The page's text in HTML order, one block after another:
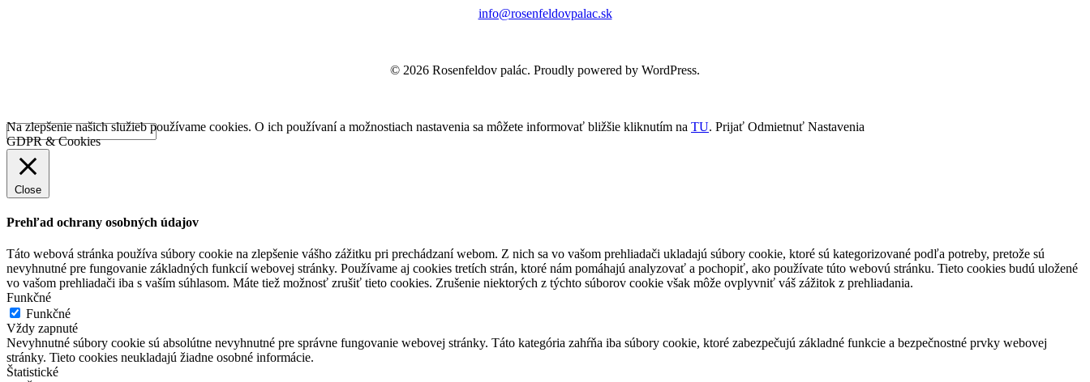
info@rosenfeldovpalac.sk
© 2026 Rosenfeldov palác. Proudly powered by WordPress.
Na zlepšenie našich služieb používame cookies. O ich používaní a možnostiach nastavenia sa môžete informovať bližšie kliknutím na TU. Prijať Odmietnuť Nastavenia
GDPR & Cookies
Close
Prehľad ochrany osobných údajov
Táto webová stránka používa súbory cookie na zlepšenie vášho zážitku pri prechádzaní webom. Z nich sa vo vašom prehliadači ukladajú súbory cookie, ktoré sú kategorizované podľa potreby, pretože sú
nevyhnutné pre fungovanie základných funkcií webovej stránky. Používame aj cookies tretích strán, ktoré nám pomáhajú analyzovať a pochopiť, ako používate túto webovú stránku. Tieto cookies budú uložené
vo vašom prehliadači iba s vaším súhlasom. Máte tiež možnosť zrušiť tieto cookies. Zrušenie niektorých z týchto súborov cookie však môže ovplyvniť váš zážitok z prehliadania.
Funkčné
Funkčné
Vždy zapnuté
Nevyhnutné súbory cookie sú absolútne nevyhnutné pre správne fungovanie webovej stránky. Táto kategória zahŕňa iba súbory cookie, ktoré zabezpečujú základné funkcie a bezpečnostné prvky webovej
stránky. Tieto cookies neukladajú žiadne osobné informácie.
Štatistické